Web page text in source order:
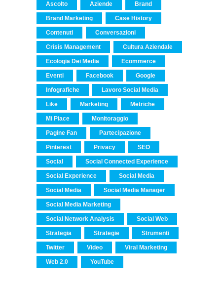
Ascolto Aziende Brand
Brand Marketing Case History
Contenuti Conversazioni
Crisis Management Cultura Aziendale
Ecologia Dei Media Ecommerce
Eventi Facebook Google
Infografiche Lavoro Social Media
Like Marketing Metriche
Mi Piace Monitoraggio
Pagine Fan Partecipazione
Pinterest Privacy SEO
Social Social Connected Experience
Social Experience Social Media
Social Media Social Media Manager
Social Media Marketing
Social Network Analysis Social Web
Strategia Strategie Strumenti
Twitter Video Viral Marketing
Web 2.0 YouTube